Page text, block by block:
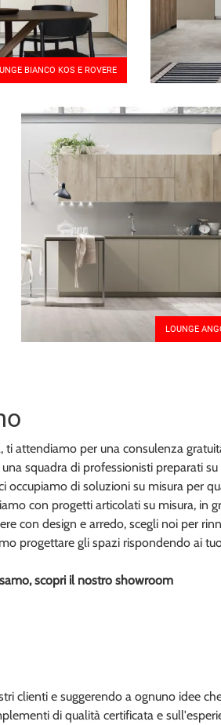
BIANCO KOS E ROVERE
LOUNGE
attendiamo per una consulenza
squadra di professionisti preparati
occupiamo di soluzioni su misura per
con progetti articolati su misura, in
con design e arredo, scegli noi per
progettare gli spazi rispondendo ai
scopri il nostro showroom
clienti e suggerendo a ognuno idee
di qualità certificata e